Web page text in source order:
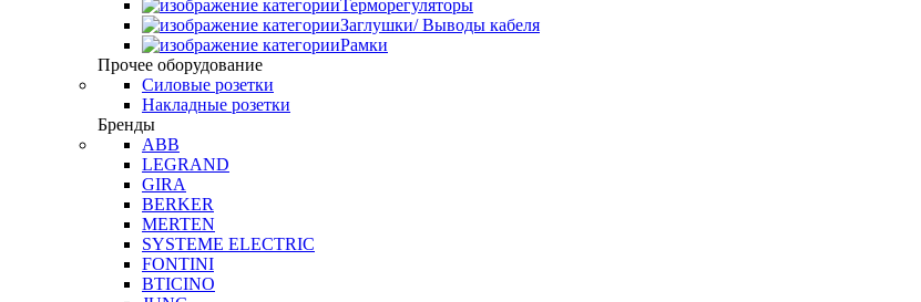
Терморегуляторы
Заглушки/ Выводы кабеля
Рамки
Прочее оборудование
Силовые розетки
Накладные розетки
Бренды
ABB
LEGRAND
GIRA
BERKER
MERTEN
SYSTEME ELECTRIC
FONTINI
BTICINO